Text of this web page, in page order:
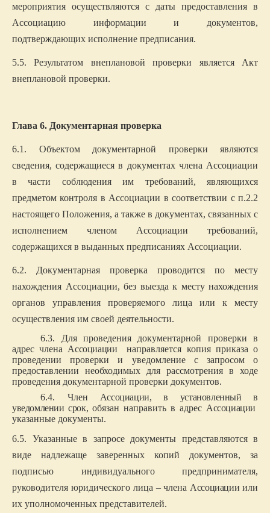
мероприятия осуществляются с даты предоставления в
Ассоциацию информации и документов,
подтверждающих исполнение предписания.
5.5. Результатом внеплановой проверки является Акт
внеплановой проверки.
Глава 6. Документарная проверка
6.1. Объектом документарной проверки являются
сведения, содержащиеся в документах члена Ассоциации
в части соблюдения им требований, являющихся
предметом контроля в Ассоциации в соответствии с п.2.2
настоящего Положения, а также в документах, связанных с
исполнением членом Ассоциации требований,
содержащихся в выданных предписаниях Ассоциации.
6.2. Документарная проверка проводится по месту
нахождения Ассоциации, без выезда к месту нахождения
органов управления проверяемого лица или к месту
осуществления им своей деятельности.
6.3. Для проведения документарной проверки в
адрес члена Ассоциации
направляется копия приказа о
проведении проверки и уведомление с запросом о
предоставлении необходимых для рассмотрения в ходе
проведения документарной проверки документов.
6.4. Член Ассоциации, в установленный в
уведомлении срок, обязан направить в адрес Ассоциации
указанные документы.
6.5. Указанные в запросе документы представляются в
виде надлежаще заверенных копий документов, за
подписью индивидуального предпринимателя,
руководителя юридического лица – члена Ассоциации или
их уполномоченных представителей.